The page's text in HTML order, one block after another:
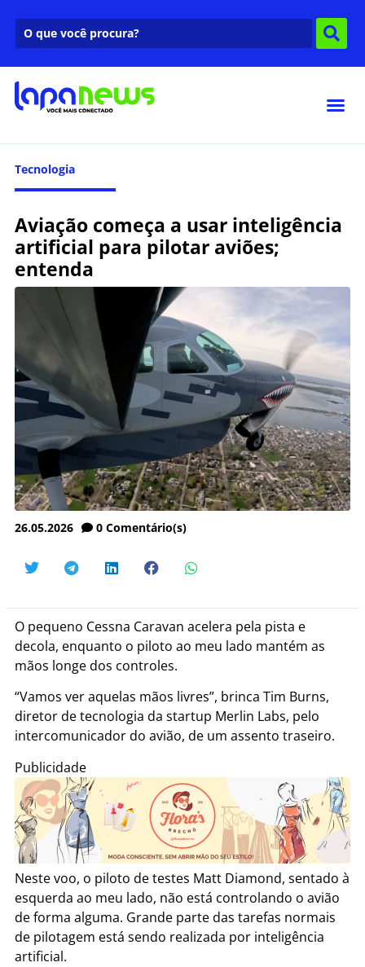
Tecnologia
Aviação começa a usar inteligência
artificial para pilotar aviões;
entenda
26.05.2026 0 Comentário(s)
O pequeno Cessna Caravan acelera pela pista e
decola, enquanto o piloto ao meu lado mantém as
mãos longe dos controles.
“Vamos ver aquelas mãos livres”, brinca Tim Burns,
diretor de tecnologia da startup Merlin Labs, pelo
intercomunicador do avião, de um assento traseiro.
Publicidade
Neste voo, o piloto de testes Matt Diamond, sentado à
esquerda ao meu lado, não está controlando o avião
de forma alguma. Grande parte das tarefas normais
de pilotagem está sendo realizada por inteligência
artificial.